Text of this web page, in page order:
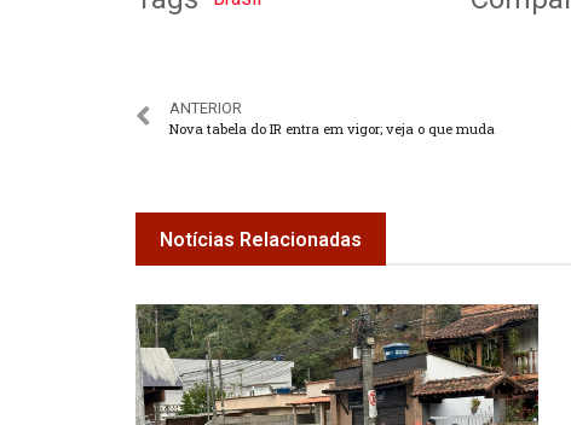
ANTERIOR
Nova tabela do IR entra em vigor; veja o que muda
Notícias Relacionadas